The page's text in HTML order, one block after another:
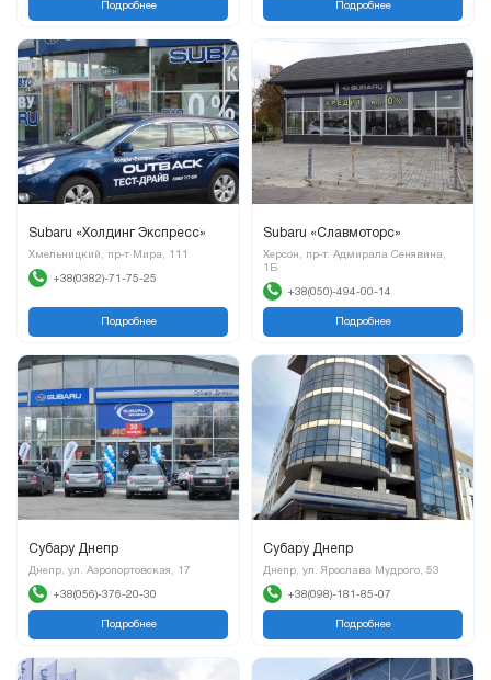
Подробнее Подробнее
Subaru «Холдинг Экспресс»
Хмельницкий, пр-т Мира, 111
+38(0382)-71-75-25
Подробнее
Subaru «Славмоторс»
Херсон, пр-т. Адмирала Сенявина,
1Б
+38(050)-494-00-14
Подробнее
Субару Днепр
Днепр, ул. Аэропортовская, 17
+38(056)-376-20-30
Подробнее
Субару Днепр
Днепр, ул. Ярослава Мудрого, 53
+38(098)-181-85-07
Подробнее